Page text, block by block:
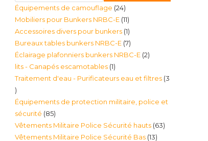
Équipements de camouflage 2424
produits
Mobiliers pour Bunkers NRBC-E 1111
produits
Accessoires divers pour bunkers 11
produit
Bureaux tables bunkers NRBC-E 77
produits
Éclairage plafonniers bunkers NRBC-E 22
lits - Canapés escamotables 11
produit
Traitement d'eau - Purificateurs eau et filtres 3
3
produits
Équipements de protection militaire, police et
sécurité 8585
produits
Vêtements Militaire Police Sécurité hauts 6363
Vêtements Militaire Police Sécurité Bas 1313